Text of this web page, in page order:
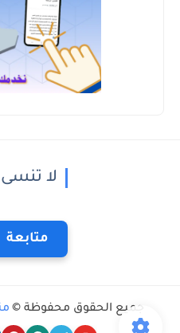
لا
متابعة
جميع الحقوق محفوظة ©